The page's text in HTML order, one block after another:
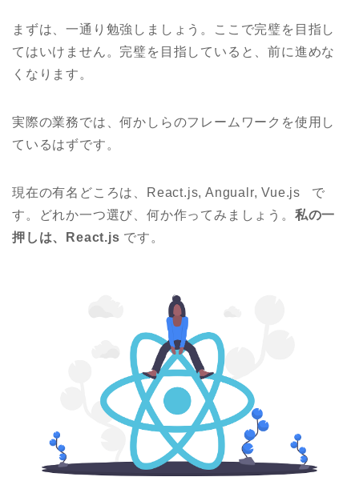
まずは、一通り勉強しましょう。ここで完璧を目指し
てはいけません。完璧を目指していると、前に進めな
くなります。
実際の業務では、何かしらのフレームワークを使用し
ているはずです。
現在の有名どころは、 React.js, Angualr, Vue.js
で
す。どれか一つ選び、何か作ってみましょう。 私の一
押しは、
React.js です。